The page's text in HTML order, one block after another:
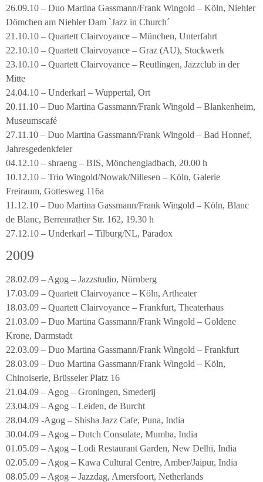
26.09.10 – Duo Martina Gassmann/Frank Wingold – Köln, Niehler
Dömchen am Niehler Dam `Jazz in Church´
21.10.10 – Quartett Clairvoyance – München, Unterfahrt
22.10.10 – Quartett Clairvoyance – Graz (AU), Stockwerk
23.10.10 – Quartett Clairvoyance – Reutlingen, Jazzclub in der
Mitte
24.04.10 – Underkarl – Wuppertal, Ort
20.11.10 – Duo Martina Gassmann/Frank Wingold – Blankenheim,
Museumscafé
27.11.10 – Duo Martina Gassmann/Frank Wingold – Bad Honnef,
Jahresgedenkfeier
04.12.10 – shraeng – BIS, Mönchengladbach, 20.00 h
10.12.10 – Trio Wingold/Nowak/Nillesen – Köln, Galerie
Freiraum, Gottesweg 116a
11.12.10 – Duo Martina Gassmann/Frank Wingold – Köln, Blanc
de Blanc, Berrenrather Str. 162, 19.30 h
27.12.10 – Underkarl – Tilburg/NL, Paradox
2009
28.02.09 – Agog – Jazzstudio, Nürnberg
17.03.09 – Quartett Clairvoyance – Köln, Artheater
18.03.09 – Quartett Clairvoyance – Frankfurt, Theaterhaus
21.03.09 – Duo Martina Gassmann/Frank Wingold – Goldene
Krone, Darmstadt
22.03.09 – Duo Martina Gassmann/Frank Wingold – Frankfurt
28.03.09 – Duo Martina Gassmann/Frank Wingold – Köln,
Chinoiserie, Brüsseler Platz 16
21.04.09 – Agog – Groningen, Smederij
23.04.09 – Agog – Leiden, de Burcht
28.04.09 -Agog – Shisha Jazz Cafe, Puna, India
30.04.09 – Agog – Dutch Consulate, Mumba, India
01.05.09 – Agog – Lodi Restaurant Garden, New Delhi, India
02.05.09 – Agog – Kawa Cultural Centre, Amber/Jaipur, India
08.05.09 – Agog – Jazzdag, Amersfoort, Netherlands